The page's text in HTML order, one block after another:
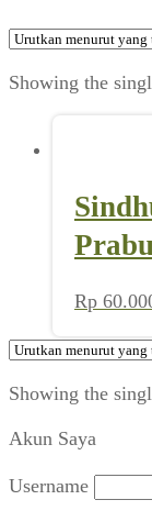
Showing the
Rp
Showing the
Akun Saya
Username